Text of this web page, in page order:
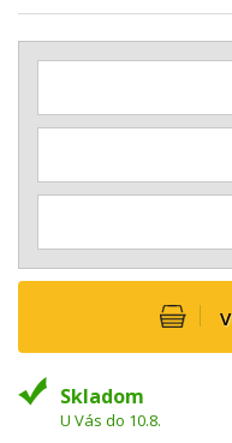
Skladom
U Vás do 10.8.